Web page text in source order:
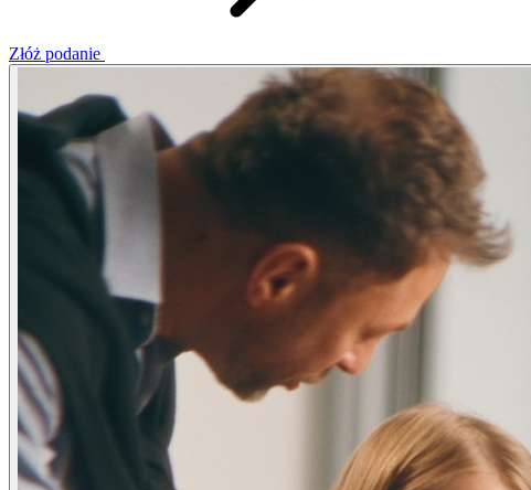
Złóż podanie